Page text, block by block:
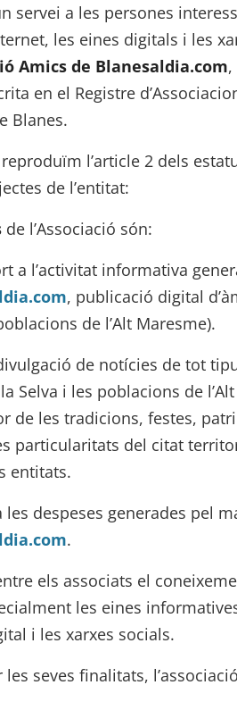
servei a les persones
les eines digitals i les
Amics de Blanesaldia.com
en el Registre
Blanes.
l’article 2 dels
de l’entitat:
de l’Associació són:
a l’activitat informativa
, publicació digital
de l’Alt Maresme).
de notícies de tot
Selva i les poblacions de
de les tradicions, festes,
particularitats del citat
entitats.
les despeses generades pel
.
els associats el
les eines
i les xarxes socials.
les seves finalitats,